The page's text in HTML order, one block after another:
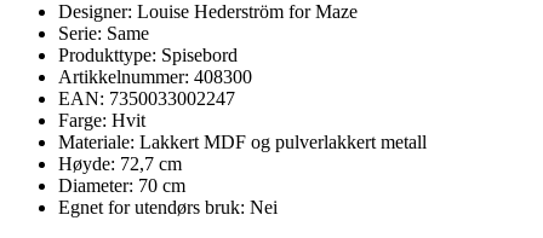
Designer: Louise Hederström for Maze
Serie: Same
Produkttype: Spisebord
Artikkelnummer: 408300
EAN: 7350033002247
Farge: Hvit
Materiale: Lakkert MDF og pulverlakkert metall
Høyde: 72,7 cm
Diameter: 70 cm
Egnet for utendørs bruk: Nei